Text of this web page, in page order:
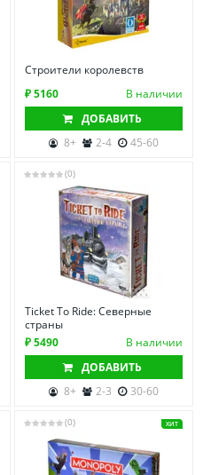
Строители королевств
₽ 5160
В наличии
ДОБАВИТЬ
8+
2-4 45-60
(0)
Ticket To Ride: Северные
страны
₽ 5490
В наличии
ДОБАВИТЬ
8+
2-3 30-60
(0) ХИТ